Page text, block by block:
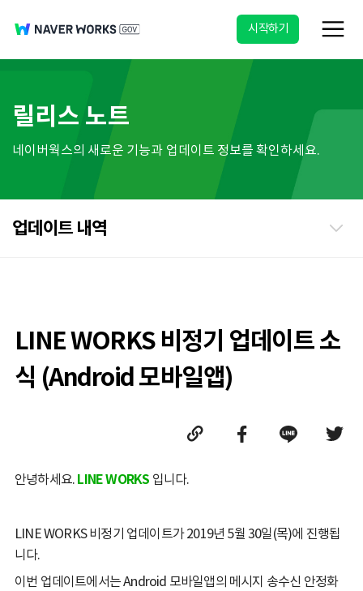
시작하기
릴리스 노트
네이버웍스의 새로운 기능과 업데이트 정보를 확인하세요.
업데이트 내역
LINE WORKS 비정기 업데이트 소
식 (Android 모바일앱)
안녕하세요. LINE WORKS 입니다.
LINE WORKS 비정기 업데이트가 2019년 5월 30일(목)에 진행됩
니다.
이번 업데이트에서는 Android 모바일앱의 메시지 송수신 안정화